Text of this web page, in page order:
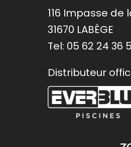
116 Impasse de
31670 LABÈGE
Tel: 05 62 24 36
Distributeur